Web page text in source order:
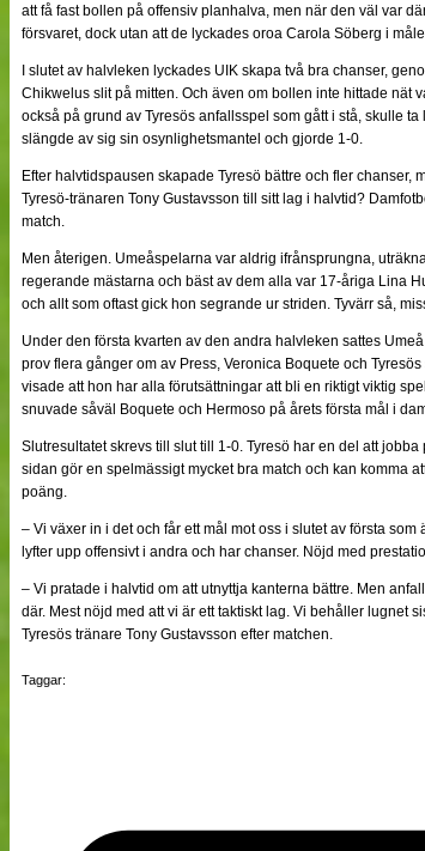
att få fast bollen på offensiv planhalva, men när den väl var
försvaret, dock utan att de lyckades oroa Carola Söberg i
I slutet av halvleken lyckades UIK skapa två bra chanser,
Chikwelus slit på mitten. Och även om bollen inte hittade nät
också på grund av Tyresös anfallsspel som gått i stå, skulle
slängde av sig sin osynlighetsmantel och gjorde 1-0.
Efter halvtidspausen skapade Tyresö bättre och fler chanser,
Tyresö-tränaren Tony Gustavsson till sitt lag i halvtid?
match.
Men återigen. Umeåspelarna var aldrig ifrånsprungna,
regerande mästarna och bäst av dem alla var 17-åriga Lina
och allt som oftast gick hon segrande ur striden. Tyvärr så,
Under den första kvarten av den andra halvleken sattes
prov flera gånger om av Press, Veronica Boquete och
visade att hon har alla förutsättningar att bli en riktigt viktig
snuvade såväl Boquete och Hermoso på årets första mål i
Slutresultatet skrevs till slut till 1-0. Tyresö har en del att
sidan gör en spelmässigt mycket bra match och kan komma
poäng.
– Vi växer in i det och får ett mål mot oss i slutet av första
lyfter upp offensivt i andra och har chanser. Nöjd med
– Vi pratade i halvtid om att utnyttja kanterna bättre. Men
där. Mest nöjd med att vi är ett taktiskt lag. Vi behåller lugnet
Tyresös tränare Tony Gustavsson efter matchen.
Taggar: